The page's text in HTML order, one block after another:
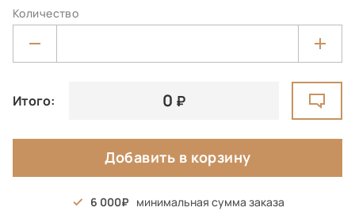
Количество
Итого: 0
Добавить в корзину
6 000 минимальная сумма заказа